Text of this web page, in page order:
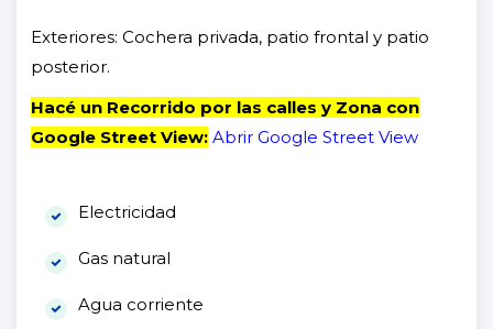
Exteriores: Cochera privada, patio frontal y patio
posterior.
Hacé un Recorrido por las calles y Zona con
Google Street View: Abrir Google Street View
Electricidad
Gas natural
Agua corriente